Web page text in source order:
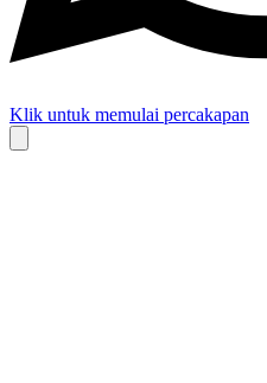
Klik untuk memulai percakapan